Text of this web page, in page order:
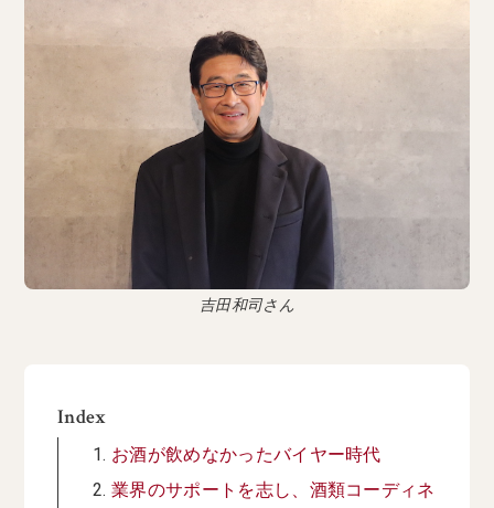
吉田和司さん
Index
お酒が飲めなかったバイヤー時代
業界のサポートを志し、酒類コーディネ